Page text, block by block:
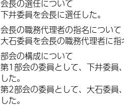
会長の選任について
下井委員を会長に選任した。
会長の職務代理者の指名について
大石委員を会長の職務代理者に指名
部会の構成について
第1部会の委員として、下井委員、
した。
第2部会の委員として、大石委員、
した。